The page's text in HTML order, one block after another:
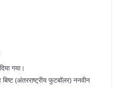
गया।
(अंतरराष्ट्रीय फुटबॉलर) ननवीन